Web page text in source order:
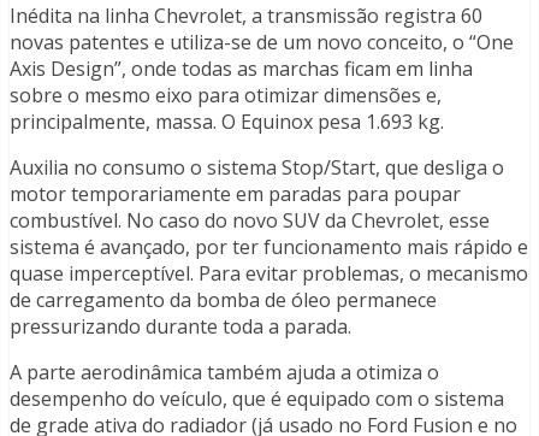
Inédita na linha Chevrolet, a transmissão registra 60
novas patentes e utiliza-se de um novo conceito, o “One
Axis Design”, onde todas as marchas ficam em linha
sobre o mesmo eixo para otimizar dimensões e,
principalmente, massa. O Equinox pesa 1.693 kg.
Auxilia no consumo o sistema Stop/Start, que desliga o
motor temporariamente em paradas para poupar
combustível. No caso do novo SUV da Chevrolet, esse
sistema é avançado, por ter funcionamento mais rápido e
quase imperceptível. Para evitar problemas, o mecanismo
de carregamento da bomba de óleo permanece
pressurizando durante toda a parada.
A parte aerodinâmica também ajuda a otimiza o
desempenho do veículo, que é equipado com o sistema
de grade ativa do radiador (já usado no Ford Fusion e no